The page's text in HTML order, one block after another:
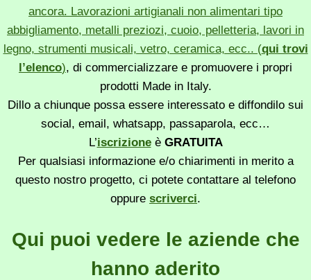
ancora. Lavorazioni artigianali non alimentari tipo
abbigliamento, metalli preziozi, cuoio, pelletteria, lavori in
legno, strumenti musicali, vetro, ceramica, ecc.. (qui trovi
l’elenco), di commercializzare e promuovere i propri
prodotti Made in Italy.
Dillo a chiunque possa essere interessato e diffondilo sui
social, email, whatsapp, passaparola, ecc…
L’iscrizioneè GRATUITA
Per qualsiasi informazione e/o chiarimenti in merito a
questo nostro progetto, ci potete contattare al telefono
oppure scriverci.
Qui puoi vedere le aziende che
hanno aderito